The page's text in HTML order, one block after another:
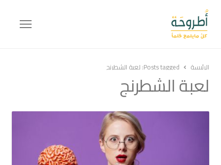
Menu
الرئيسة Posts tagged: لعبة الشطرنج
لعبة الشطرنج